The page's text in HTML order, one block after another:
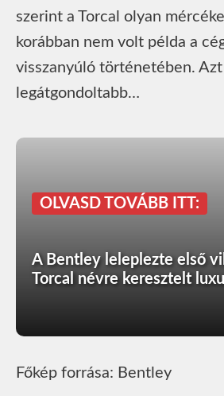
szerint a Torcal olyan
korábban nem volt példa a
visszanyúló történetében.
legátgondoltabb…
OLVASD TOVÁBB ITT:
A Bentley leleplezte első
Torcal névre keresztelt
Főkép forrása: Bentley